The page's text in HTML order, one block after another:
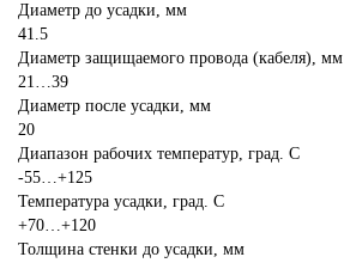
Диаметр до усадки, мм
41.5
Диаметр защищаемого провода (кабеля), мм
21…39
Диаметр после усадки, мм
20
Диапазон рабочих температур, град. С
-55…+125
Температура усадки, град. С
+70…+120
Толщина стенки до усадки, мм